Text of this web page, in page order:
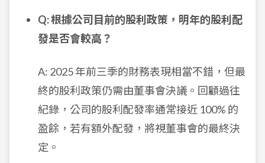
Q: 根據公司目前的股利政策，明年的股利配
發是否會較高？
A: 2025 年前三季的財務表現相當不錯，但最
終的股利政策仍需由董事會決議。回顧過往
紀錄，公司的股利配發率通常接近 100% 的
盈餘，若有額外配發，將視董事會的最終決
定。